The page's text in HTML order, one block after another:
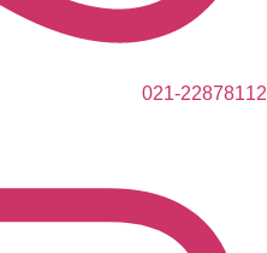
021-22878112